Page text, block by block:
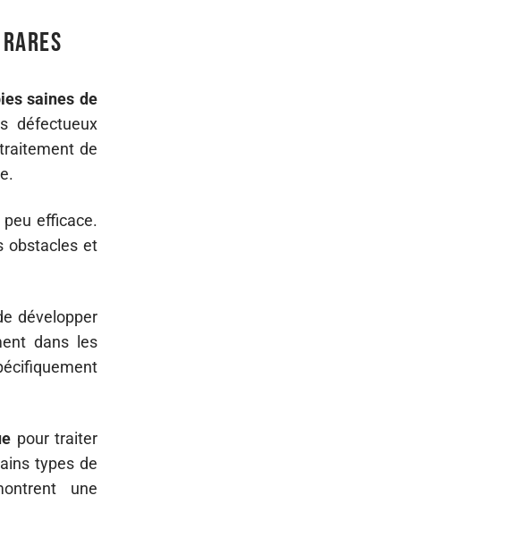
rares
saines de
défectueux
de
efficace.
obstacles et
développer
dans les
pour traiter
types de
une